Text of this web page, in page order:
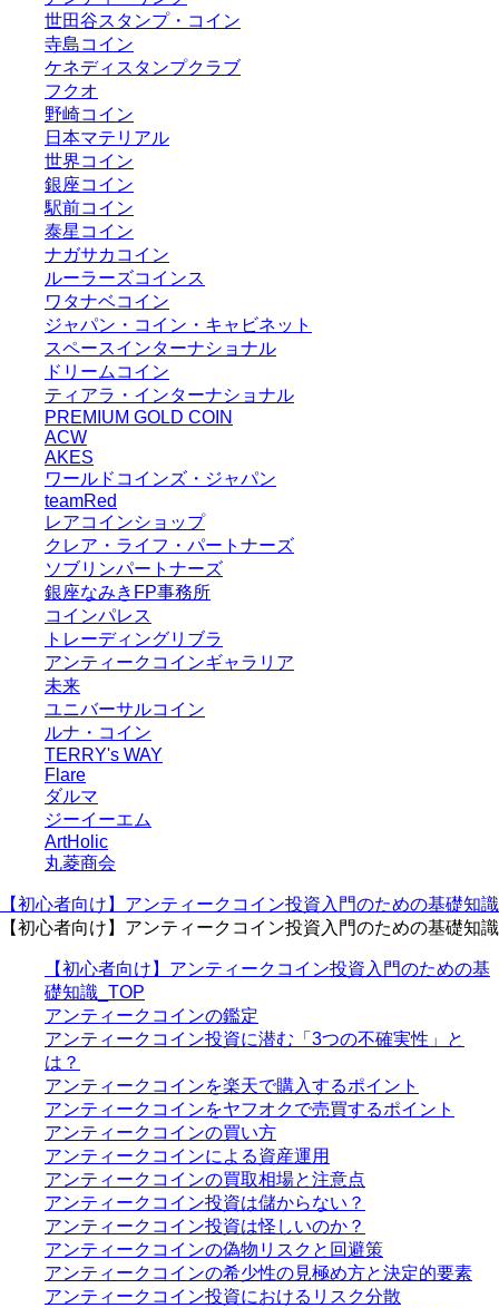
世田谷スタンプ・コイン
寺島コイン
ケネディスタンプクラブ
フクオ
野崎コイン
日本マテリアル
世界コイン
銀座コイン
駅前コイン
泰星コイン
ナガサカコイン
ルーラーズコインス
ワタナベコイン
ジャパン・コイン・キャビネット
スペースインターナショナル
ドリームコイン
ティアラ・インターナショナル
PREMIUM GOLD COIN
ACW
AKES
ワールドコインズ・ジャパン
teamRed
レアコインショップ
クレア・ライフ・パートナーズ
ソブリンパートナーズ
銀座なみきFP事務所
コインパレス
トレーディングリブラ
アンティークコインギャラリア
未来
ユニバーサルコイン
ルナ・コイン
TERRY's WAY
Flare
ダルマ
ジーイーエム
ArtHolic
丸菱商会
【初心者向け】アンティークコイン投資入門のための基礎知識
【初心者向け】アンティークコイン投資入門のための基礎知識
【初心者向け】アンティークコイン投資入門のための基
礎知識_TOP
アンティークコインの鑑定
アンティークコイン投資に潜む「3つの不確実性」と
は？
アンティークコインを楽天で購入するポイント
アンティークコインをヤフオクで売買するポイント
アンティークコインの買い方
アンティークコインによる資産運用
アンティークコインの買取相場と注意点
アンティークコイン投資は儲からない？
アンティークコイン投資は怪しいのか？
アンティークコインの偽物リスクと回避策
アンティークコインの希少性の見極め方と決定的要素
アンティークコイン投資におけるリスク分散